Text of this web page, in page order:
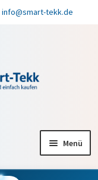
info@smart-tekk.de
Menü